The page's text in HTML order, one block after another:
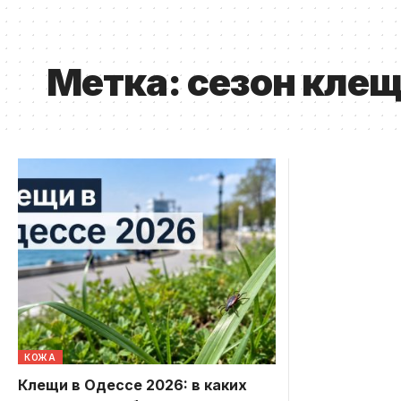
Метка:сезон
КОЖА
Клещи в Одессе 2026: в каких